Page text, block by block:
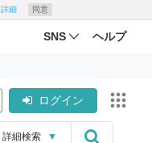
詳細 同意
SNS ヘルプ
ログイン
詳細検索 ▼